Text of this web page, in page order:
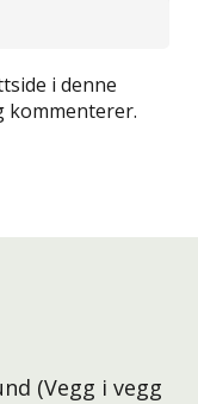
i denne
kommenterer.
(Vegg i vegg